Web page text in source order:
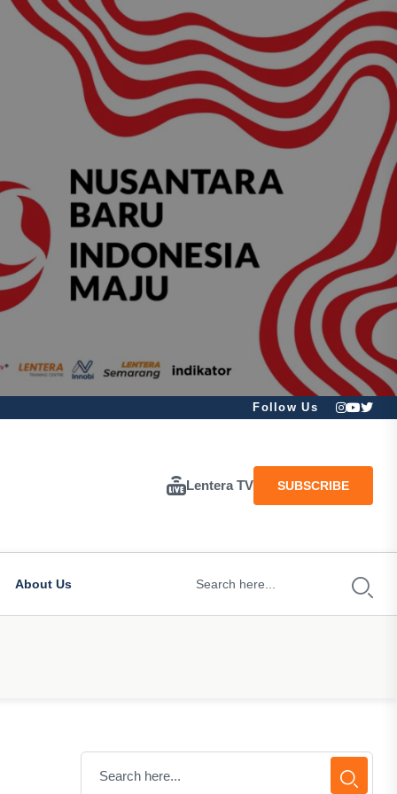
Follow Us
Lentera TV SUBSCRIBE
About Us